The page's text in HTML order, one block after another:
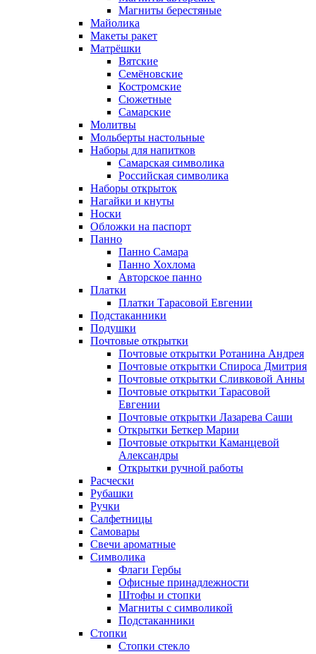
Магниты берестяные
Майолика
Макеты ракет
Матрёшки
Вятские
Семёновские
Костромские
Сюжетные
Самарские
Молитвы
Мольберты настольные
Наборы для напитков
Самарская символика
Российская символика
Наборы открыток
Нагайки и кнуты
Носки
Обложки на паспорт
Панно
Панно Самара
Панно Хохлома
Авторское панно
Платки
Платки Тарасовой Евгении
Подстаканники
Подушки
Почтовые открытки
Почтовые открытки Ротанина Андрея
Почтовые открытки Спироса Дмитрия
Почтовые открытки Сливковой Анны
Почтовые открытки Тарасовой
Евгении
Почтовые открытки Лазарева Саши
Открытки Беткер Марии
Почтовые открытки Каманцевой
Александры
Открытки ручной работы
Расчески
Рубашки
Ручки
Салфетницы
Самовары
Свечи ароматные
Символика
Флаги Гербы
Офисные принадлежности
Штофы и стопки
Магниты с символикой
Подстаканники
Стопки
Стопки стекло